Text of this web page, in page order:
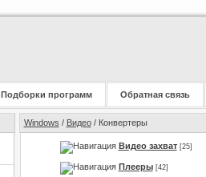
Подборки программ Обратная связь
Windows / Видео/ Конвертеры
Видео захват [25]
Плееры [42]